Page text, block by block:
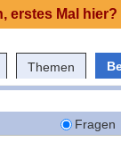
Themen
Fragen
erstes Mal